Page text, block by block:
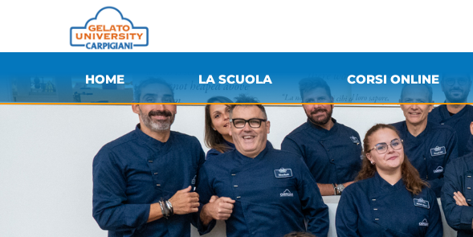
HOME LA SCUOLA CORSI ONLINE